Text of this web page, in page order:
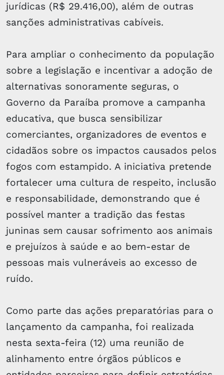
jurídicas (R$ 29.416,00), além de outras
sanções administrativas cabíveis.
Para ampliar o conhecimento da população
sobre a legislação e incentivar a adoção de
alternativas sonoramente seguras, o
Governo da Paraíba promove a campanha
educativa, que busca sensibilizar
comerciantes, organizadores de eventos e
cidadãos sobre os impactos causados pelos
fogos com estampido. A iniciativa pretende
fortalecer uma cultura de respeito, inclusão
e responsabilidade, demonstrando que é
possível manter a tradição das festas
juninas sem causar sofrimento aos animais
e prejuízos à saúde e ao bem-estar de
pessoas mais vulneráveis ao excesso de
ruído.
Como parte das ações preparatórias para o
lançamento da campanha, foi realizada
nesta sexta-feira (12) uma reunião de
alinhamento entre órgãos públicos e